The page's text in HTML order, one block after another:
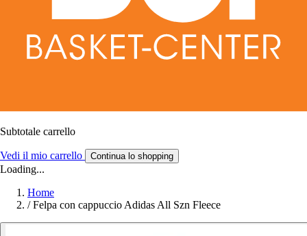
Subtotale carrello
Vedi il mio carrello Continua lo shopping
Loading...
Home
/ Felpa con cappuccio Adidas All Szn Fleece